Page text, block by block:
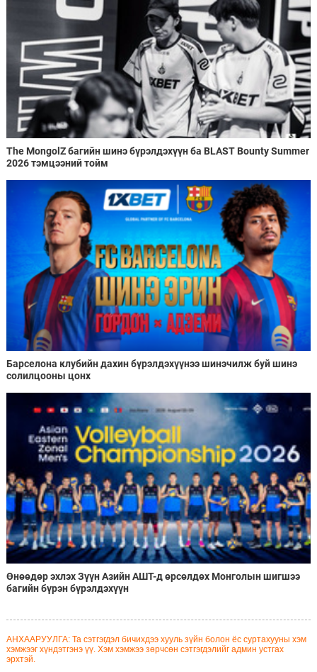
The MongolZ багийн шинэ бүрэлдэхүүн ба BLAST Bounty Summer
2026 тэмцээний тойм
Барселона клубийн дахин бүрэлдэхүүнээ шинэчилж буй шинэ
солилцооны цонх
Өнөөдөр эхлэх Зүүн Азийн АШТ-д өрсөлдөх Монголын шигшээ
багийн бүрэн бүрэлдэхүүн
АНХААРУУЛГА: Та сэтгэгдэл бичихдээ хууль зүйн болон ёс суртахууны хэм
хэмжээг хүндэтгэнэ үү. Хэм хэмжээ зөрчсөн сэтгэгдэлийг админ устгах
эрхтэй.